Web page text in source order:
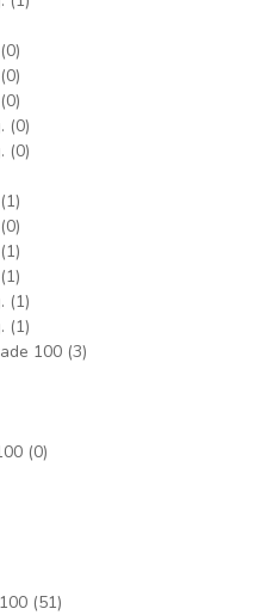
(0)
(0)
(0)
(0)
(0)
(1)
(0)
(1)
(1)
(1)
(1)
100 (3)
(0)
(51)